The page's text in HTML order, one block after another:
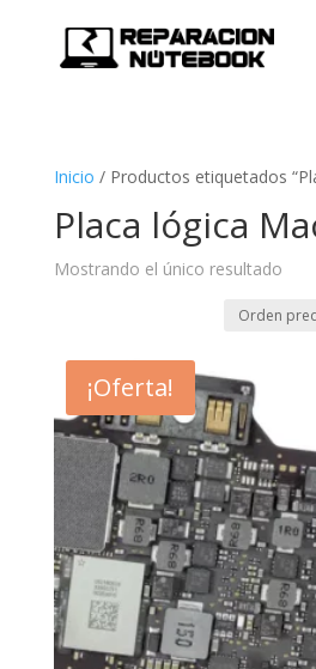
Inicio / Productos etiquetados
Placa lógica
Mostrando el único resultado
¡Oferta!